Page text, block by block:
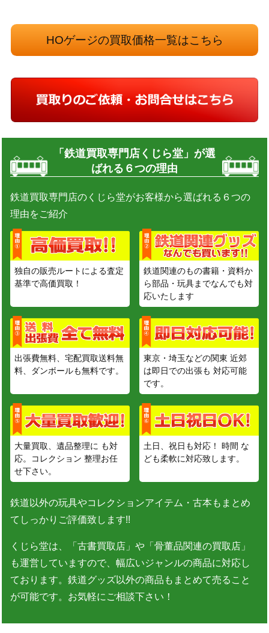
HOゲージの買取価格一覧はこちら
「鉄道買取専門店くじら堂」が選
ばれる６つの理由
鉄道買取専門店のくじら堂がお客様から選ばれる６つの
理由をご紹介
独自の販売ルートによる査定
基準で高価買取！
鉄道関連のもの書籍・資料か
ら部品・玩具までなんでも対
応いたします
出張費無料、宅配買取送料無
料、ダンボールも無料です。
東京・埼玉などの関東 近郊
は即日での出張も 対応可能
です。
大量買取、遺品整理に も対
応。コレクション 整理お任
せ下さい。
土日、祝日も対応！ 時間 な
ども柔軟に対応致します。
鉄道以外の玩具やコレクションアイテム・古本もまとめ
てしっかりご評価致します!!
くじら堂は、「古書買取店」や「骨董品関連の買取店」
も運営していますので、幅広いジャンルの商品に対応し
ております。鉄道グッズ以外の商品もまとめて売ること
が可能です。お気軽にご相談下さい！